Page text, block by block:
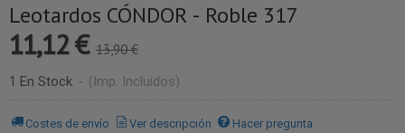
Leotardos CÓNDOR - Roble 317
11,12 € 13,90 €
1 En Stock - (Imp. Incluidos)
Costes de envío Ver descripción Hacer pregunta